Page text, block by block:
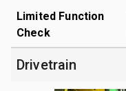
Limited Function
Check
Drivetrain